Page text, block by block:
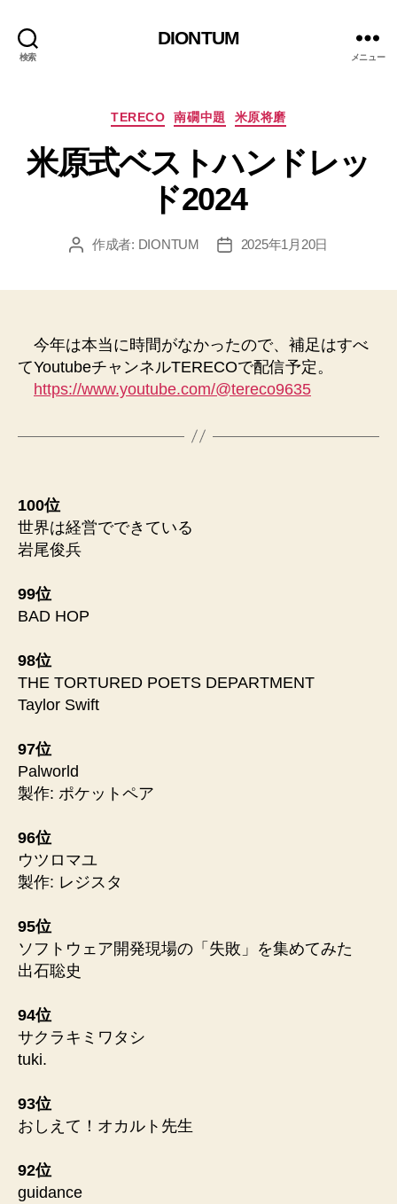
検索
DIONTUM
メニュー
カ
ゴ
リ
ー
TERECO 南礀中題 米原将磨
米原式ベストハンドレッ
ド2024
投 作成者: DIONTUM
投
2025年1月20日
今年は本当に時間がなかったので、補足はすべ
てYoutubeチャンネルTERECOで配信予定。
https://www.youtube.com/@tereco9635
100位
世界は経営でできている
岩尾俊兵
99位
BAD HOP
98位
THE TORTURED POETS DEPARTMENT
Taylor Swift
97位
Palworld
製作: ポケットペア
96位
ウツロマユ
製作: レジスタ
95位
ソフトウェア開発現場の「失敗」を集めてみた
出石聡史
94位
サクラキミワタシ
tuki.
93位
おしえて！オカルト先生
92位
guidance